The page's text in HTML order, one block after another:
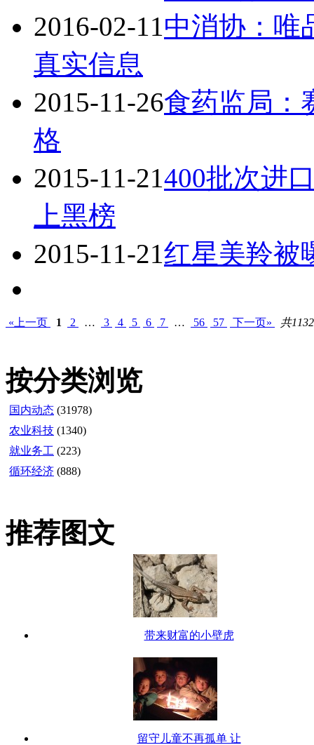
2016-02-11 中消协：唯
真实信息
2015-11-26食药监局：
格
2015-11-21400批次进
上黑榜
2015-11-21红星美羚被
«上一页 1 2 … 3 4 5 6 7 … 56 57 下一页» 共
按分类浏览
国内动态 (31978)
农业科技 (1340)
就业务工 (223)
循环经济 (888)
推荐图文
带来财富的小壁虎
留守儿童不再孤单 让